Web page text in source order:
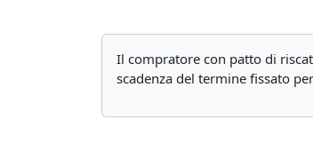
Il compratore con patto di
scadenza del termine fissato